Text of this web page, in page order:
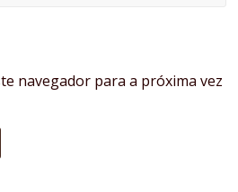
navegador para a próxima vez